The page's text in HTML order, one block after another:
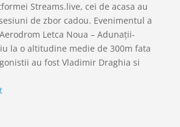
Streams.live, cei de acasa au
de zbor cadou. Evenimentul a
Letca Noua – Adunații-
la o altitudine medie de 300m fata
au fost Vladimir Draghia si